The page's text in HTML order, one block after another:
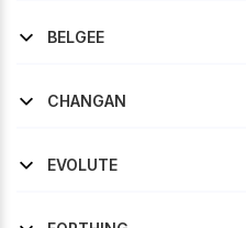
BELGEE
CHANGAN
EVOLUTE